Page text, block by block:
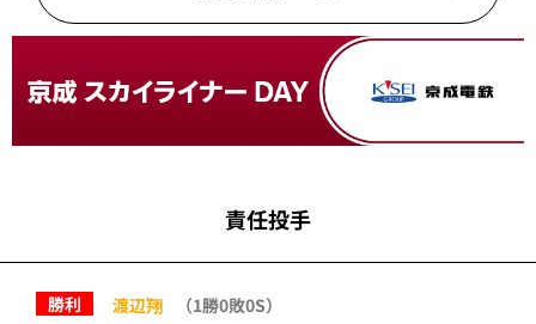
責任投手
勝利 渡辺翔
（1勝0敗0S）